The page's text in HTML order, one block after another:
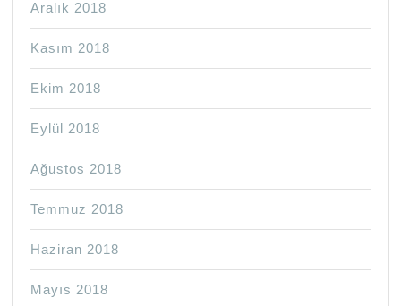
Aralık 2018
Kasım 2018
Ekim 2018
Eylül 2018
Ağustos 2018
Temmuz 2018
Haziran 2018
Mayıs 2018